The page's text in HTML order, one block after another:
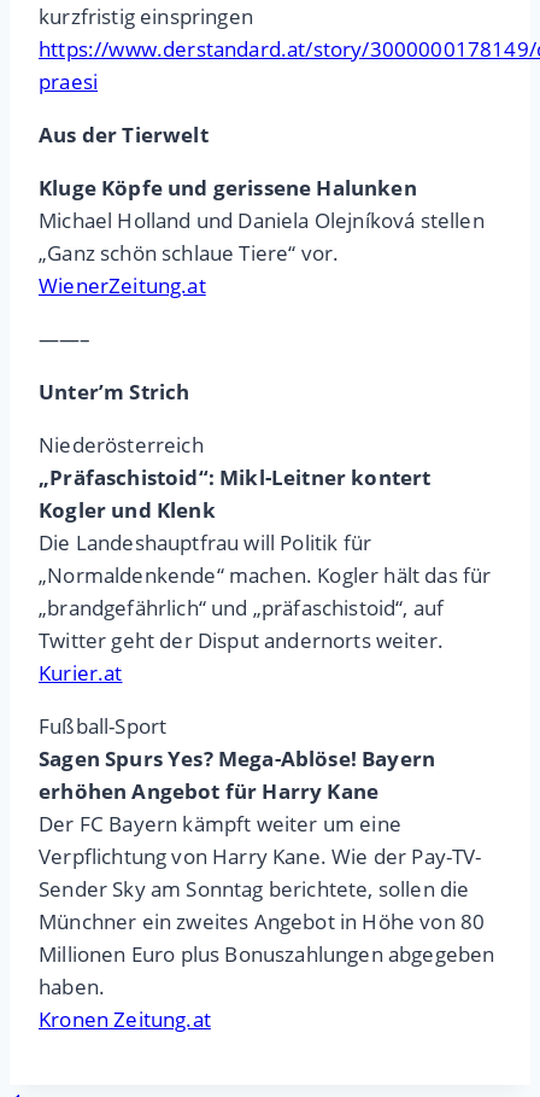
kurzfristig einspringen
https://www.derstandard.at/story/3000000178149/
praesi
Aus der Tierwelt
Kluge Köpfe und gerissene Halunken
Michael Holland und Daniela Olejníková stellen
„Ganz schön schlaue Tiere“ vor.
WienerZeitung.at
——–
Unter’m Strich
Niederösterreich
„Präfaschistoid“: Mikl-Leitner kontert
Kogler und Klenk
Die Landeshauptfrau will Politik für
„Normaldenkende“ machen. Kogler hält das für
„brandgefährlich“ und „präfaschistoid“, auf
Twitter geht der Disput andernorts weiter.
Kurier.at
Fußball-Sport
Sagen Spurs Yes? Mega-Ablöse! Bayern
erhöhen Angebot für Harry Kane
Der FC Bayern kämpft weiter um eine
Verpflichtung von Harry Kane. Wie der Pay-TV-
Sender Sky am Sonntag berichtete, sollen die
Münchner ein zweites Angebot in Höhe von 80
Millionen Euro plus Bonuszahlungen abgegeben
haben.
Kronen Zeitung.at